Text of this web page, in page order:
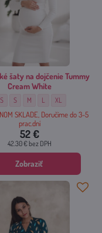
- Veľkosť:
- Veľkosť:
Navy - Veľkosť:
šaty na dojčenie Tummy
Cream White
šaty na dojčenie Tummy
Tehotenské šaty na dojčenie
S Tehotenské šaty na
M Tehotenské šaty na
L Tehotenské šaty
XL
SKLADE, Doručíme do 3-5
prac.dní
52 €
42.30 €bez DPH
Zobraziť